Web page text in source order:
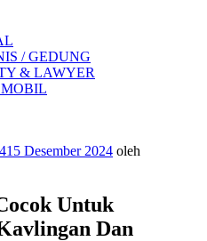
/ GEDUNG
& LAWYER
15 Desember 2024 oleh
Untuk
Dan